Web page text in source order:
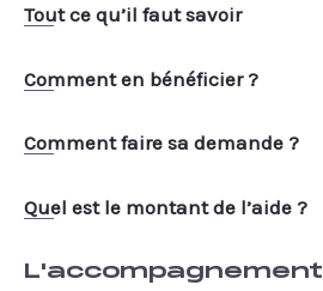
Tout ce qu’il faut savoir
Comment en bénéficier ?
Comment faire sa demande ?
Quel est le montant de l’aide ?
L'accompagnement